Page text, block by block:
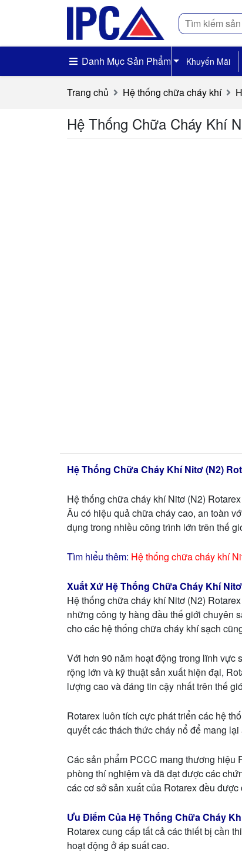
Tìm
kiếm
Danh Mục Sản Phẩm Khuyến Mãi
Trang chủ Hệ thống chữa cháy khí
Hệ Thống Chữa Cháy Khí
Hệ Thống Chữa Cháy Khí Nitơ (N2)
Hệ thống chữa cháy khí Nitơ (N2)
Âu có hiệu quả chữa cháy cao, an toàn
dụng trong nhiều công trình lớn trên thế
Tìm hiểu thêm: Hệ thống chữa cháy khí
Xuất Xứ Hệ Thống Chữa Cháy Khí
Hệ thống chữa cháy khí Nitơ (N2)
những công ty hàng đầu thế giới chuyên
cho các hệ thống chữa cháy khí sạch
Với hơn 90 năm hoạt động trong lĩnh vực
rộng lớn và kỹ thuật sản xuất hiện đại,
lượng cao và đáng tin cậy nhất trên thế
Rotarex luôn tích cực phát triển các hệ
quyết các thách thức cháy nổ để mang
Các sản phẩm PCCC mang thương hiệu
phòng thí nghiệm và đã đạt được các
các cơ sở sản xuất của Rotarex đều
Ưu Điểm Của Hệ Thống Chữa Cháy
Rotarex cung cấp tất cả các thiết bị cần
hoạt động ở áp suất cao.